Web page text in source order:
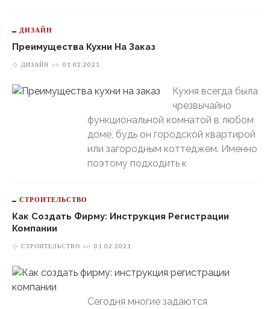
ДИЗАЙН
Преимущества Кухни На Заказ
ДИЗАЙН on 01.02.2021
Кухня всегда была
чрезвычайно
функциональной комнатой в любом
доме, будь он городской квартирой
или загородным коттеджем. Именно
поэтому подходить к
СТРОИТЕЛЬСТВО
Как Создать Фирму: Инструкция Регистрации
Компании
СТРОИТЕЛЬСТВО on 01.02.2021
Сегодня многие задаются